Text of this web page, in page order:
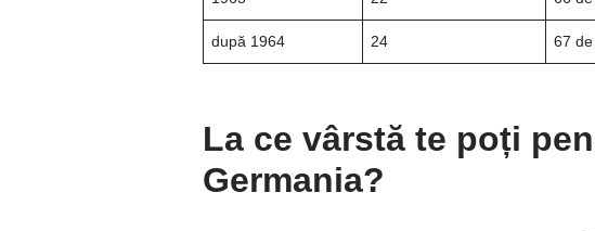
după 1964 24 67
La ce vârstă te poți
Germania?